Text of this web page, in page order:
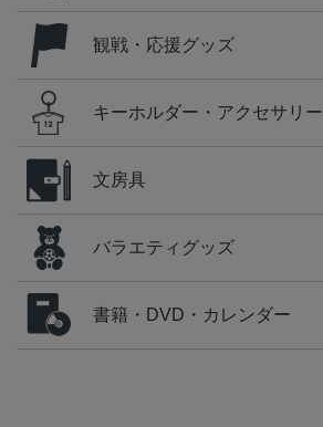
観戦・応援グッズ
キーホルダー・アクセサリー
文房具
バラエティグッズ
書籍・DVD・カレンダー